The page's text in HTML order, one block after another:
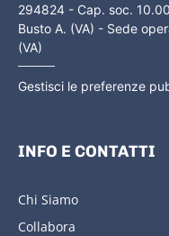
294824 - Cap. soc.
Busto A. (VA) - Sede
(VA)
Gestisci le preferenze
INFO E CONTATTI
Chi Siamo
Collabora